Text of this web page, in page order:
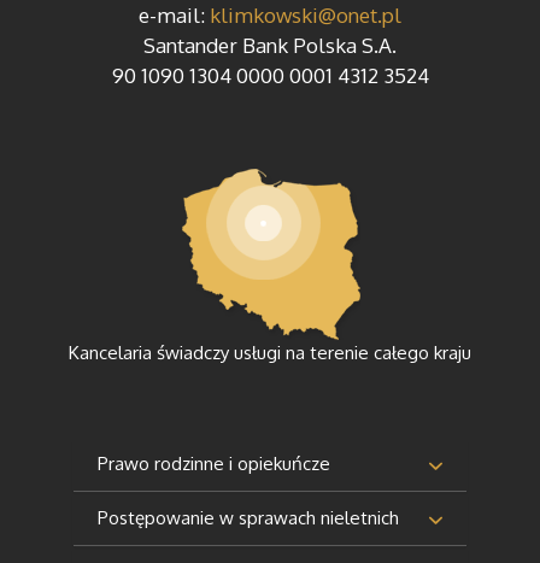
e-mail: klimkowski@onet.pl
Santander Bank Polska S.A.
90 1090 1304 0000 0001 4312 3524
Kancelaria świadczy usługi na terenie całego kraju
Prawo rodzinne i opiekuńcze
Postępowanie w sprawach nieletnich